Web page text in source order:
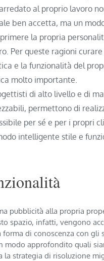
al proprio lavoro
ben accetta, ma un
la propria
Per queste ragioni
e la funzionalità del
molto importante.
di alto livello e di
permettono di
per sé e per i propri
intelligente stile e
pubblicità alla propria
spazio, infatti, vengono
forma di conoscenza con gli
modo approfondito quali
la strategia di risoluzione